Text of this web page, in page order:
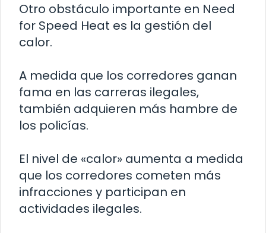
Otro obstáculo importante en Need
for Speed Heat es la gestión del
calor.
A medida que los corredores ganan
fama en las carreras ilegales,
también adquieren más hambre de
los policías.
El nivel de «calor» aumenta a medida
que los corredores cometen más
infracciones y participan en
actividades ilegales.